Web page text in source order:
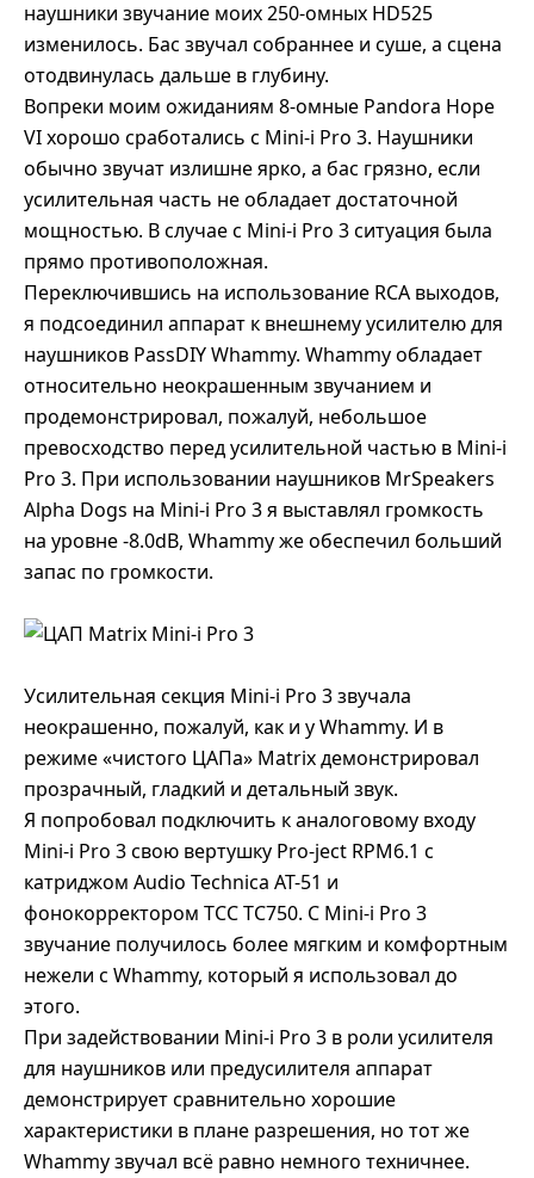
наушники звучание моих 250-омных HD525
изменилось. Бас звучал собраннее и суше, а сцена
отодвинулась дальше в глубину.
Вопреки моим ожиданиям 8-омные Pandora Hope
VI хорошо сработались с Mini-i Pro 3. Наушники
обычно звучат излишне ярко, а бас грязно, если
усилительная часть не обладает достаточной
мощностью. В случае с Mini-i Pro 3 ситуация была
прямо противоположная.
Переключившись на использование RCA выходов,
я подсоединил аппарат к внешнему усилителю для
наушников PassDIY Whammy. Whammy обладает
относительно неокрашенным звучанием и
продемонстрировал, пожалуй, небольшое
превосходство перед усилительной частью в Mini-i
Pro 3. При использовании наушников MrSpeakers
Alpha Dogs на Mini-i Pro 3 я выставлял громкость
на уровне -8.0dB, Whammy же обеспечил больший
запас по громкости.
Усилительная секция Mini-i Pro 3 звучала
неокрашенно, пожалуй, как и у Whammy. И в
режиме «чистого ЦАПа» Matrix демонстрировал
прозрачный, гладкий и детальный звук.
Я попробовал подключить к аналоговому входу
Mini-i Pro 3 свою вертушку Pro-ject RPM6.1 с
катриджом Audio Technica AT-51 и
фонокорректором TCC TC750. С Mini-i Pro 3
звучание получилось более мягким и комфортным
нежели с Whammy, который я использовал до
этого.
При задействовании Mini-i Pro 3 в роли усилителя
для наушников или предусилителя аппарат
демонстрирует сравнительно хорошие
характеристики в плане разрешения, но тот же
Whammy звучал всё равно немного техничнее.